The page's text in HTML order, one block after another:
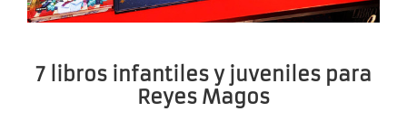
7 libros infantiles y juveniles para
Reyes Magos